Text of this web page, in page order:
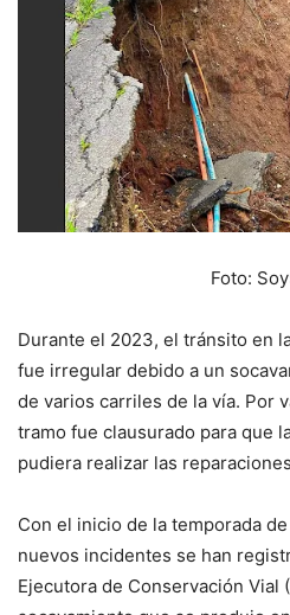
Foto:
Durante el 2023, el tránsito en
fue irregular debido a un
de varios carriles de la vía. Por
tramo fue clausurado para que
pudiera realizar las
Con el inicio de la temporada
nuevos incidentes se han
Ejecutora de Conservación Vial